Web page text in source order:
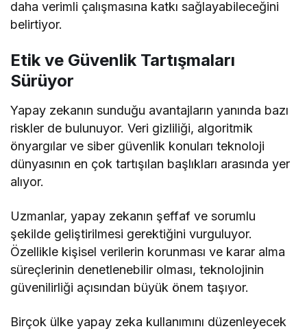
daha verimli çalışmasına katkı sağlayabileceğini
belirtiyor.
Etik ve Güvenlik Tartışmaları
Sürüyor
Yapay zekanın sunduğu avantajların yanında bazı
riskler de bulunuyor. Veri gizliliği, algoritmik
önyargılar ve siber güvenlik konuları teknoloji
dünyasının en çok tartışılan başlıkları arasında yer
alıyor.
Uzmanlar, yapay zekanın şeffaf ve sorumlu
şekilde geliştirilmesi gerektiğini vurguluyor.
Özellikle kişisel verilerin korunması ve karar alma
süreçlerinin denetlenebilir olması, teknolojinin
güvenilirliği açısından büyük önem taşıyor.
Birçok ülke yapay zeka kullanımını düzenleyecek